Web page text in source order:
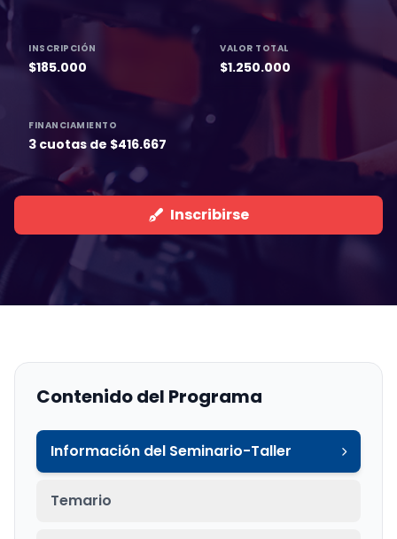
INSCRIPCIÓN
$185.000
VALOR TOTAL
$1.250.000
FINANCIAMIENTO
3 cuotas de $416.667
Inscribirse
Contenido del Programa
Información del Seminario-Taller
Temario